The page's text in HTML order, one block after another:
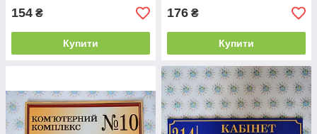
154 ₴
Купити
176 ₴
Купити